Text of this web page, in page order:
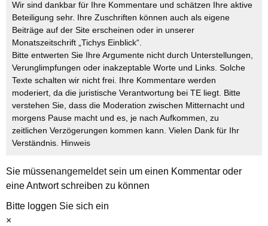
Wir sind dankbar für Ihre Kommentare und schätzen Ihre aktive
Beteiligung sehr. Ihre Zuschriften können auch als eigene
Beiträge auf der Site erscheinen oder in unserer
Monatszeitschrift „Tichys Einblick“.
Bitte entwerten Sie Ihre Argumente nicht durch Unterstellungen,
Verunglimpfungen oder inakzeptable Worte und Links. Solche
Texte schalten wir nicht frei. Ihre Kommentare werden
moderiert, da die juristische Verantwortung bei TE liegt. Bitte
verstehen Sie, dass die Moderation zwischen Mitternacht und
morgens Pause macht und es, je nach Aufkommen, zu
zeitlichen Verzögerungen kommen kann. Vielen Dank für Ihr
Verständnis. Hinweis
Sie müssenangemeldetsein um einen Kommentar oder
eine Antwort schreiben zu können
Bitte loggen Sie sich ein
×